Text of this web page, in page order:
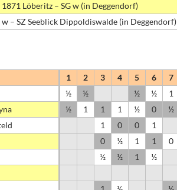
1871 Löberitz – SG w (in Deggendorf)
w – SZ Seeblick Dippoldiswalde (in Deggendorf)
1 2 3 4 5 6 7
½ ½ ½ ½ 1
½ 1 1 1 ½ 0 ½
1 0 0 1
0 ½ 1 1 0
½ ½ 1 ½